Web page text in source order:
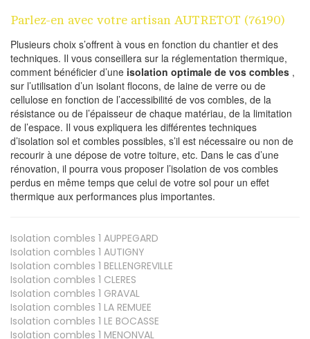
Parlez-en avec votre artisan AUTRETOT (76190)
Plusieurs choix s’offrent à vous en fonction du chantier et des
techniques. Il vous conseillera sur la réglementation thermique,
comment bénéficier d’une isolation optimale de vos combles ,
sur l’utilisation d’un isolant flocons, de laine de verre ou de
cellulose en fonction de l’accessibilité de vos combles, de la
résistance ou de l’épaisseur de chaque matériau, de la limitation
de l’espace. Il vous expliquera les différentes techniques
d’isolation sol et combles possibles, s’il est nécessaire ou non de
recourir à une dépose de votre toiture, etc. Dans le cas d’une
rénovation, il pourra vous proposer l’isolation de vos combles
perdus en même temps que celui de votre sol pour un effet
thermique aux performances plus importantes.
Isolation combles 1 AUPPEGARD
Isolation combles 1 AUTIGNY
Isolation combles 1 BELLENGREVILLE
Isolation combles 1 CLERES
Isolation combles 1 GRAVAL
Isolation combles 1 LA REMUEE
Isolation combles 1 LE BOCASSE
Isolation combles 1 MENONVAL